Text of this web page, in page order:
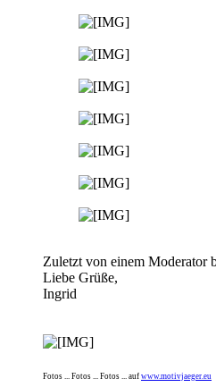
Zuletzt von einem Moderator
Liebe Grüße,
Ingrid
Fotos ... Fotos ... Fotos ... auf www.motivjaeger.eu